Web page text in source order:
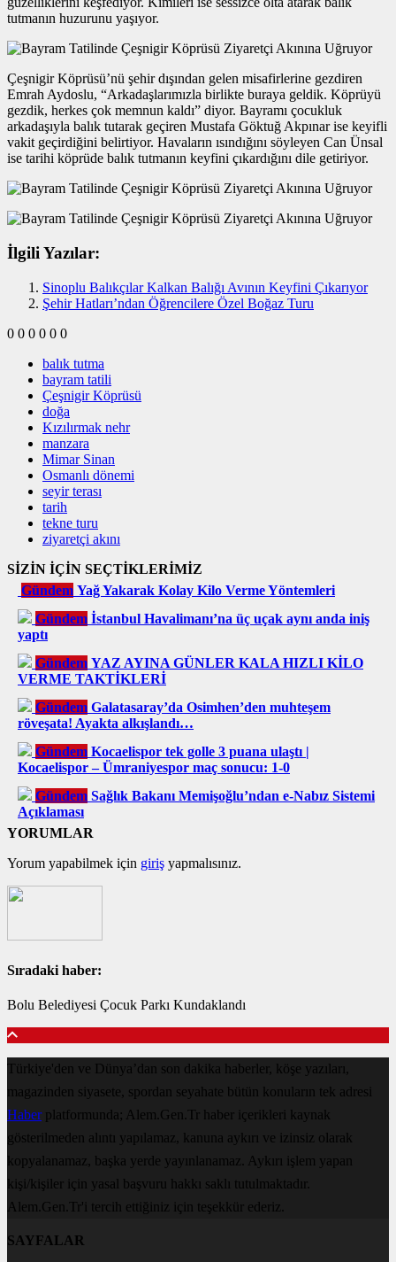
tutmanın huzurunu yaşıyor.
Çeşnigir Köprüsü’nü şehir dışından gelen misafirlerine gezdiren
Emrah Aydoslu, “Arkadaşlarımızla birlikte buraya geldik. Köprüyü
gezdik, herkes çok memnun kaldı” diyor. Bayramı çocukluk
arkadaşıyla balık tutarak geçiren Mustafa Göktuğ Akpınar ise keyifli
vakit geçirdiğini belirtiyor. Havaların ısındığını söyleyen Can Ünsal
ise tarihi köprüde balık tutmanın keyfini çıkardığını dile getiriyor.
İlgili Yazılar:
Sinoplu Balıkçılar Kalkan Balığı Avının Keyfini Çıkarıyor
Şehir Hatları’ndan Öğrencilere Özel Boğaz Turu
0 0 0 0 0 0
balık tutma
bayram tatili
Çeşnigir Köprüsü
doğa
Kızılırmak nehr
manzara
Mimar Sinan
Osmanlı dönemi
seyir terası
tarih
tekne turu
ziyaretçi akını
SİZİN İÇİN SEÇTİKLERİMİZ
Gündem Yağ Yakarak Kolay Kilo Verme Yöntemleri
Gündem İstanbul Havalimanı’na üç uçak aynı anda iniş
yaptı
Gündem YAZ AYINA GÜNLER KALA HIZLI KİLO
VERME TAKTİKLERİ
Gündem Galatasaray’da Osimhen’den muhteşem
röveşata! Ayakta alkışlandı…
Gündem Kocaelispor tek golle 3 puana ulaştı |
Kocaelispor – Ümraniyespor maç sonucu: 1-0
Gündem Sağlık Bakanı Memişoğlu’ndan e-Nabız Sistemi
Açıklaması
YORUMLAR
Yorum yapabilmek için giriş yapmalısınız.
Sıradaki haber:
Bolu Belediyesi Çocuk Parkı Kundaklandı
Türkiye'den ve Dünya’dan son dakika haberler, köşe yazıları,
magazinden siyasete, spordan seyahate bütün konuların tek adresi
Haberplatformunda; Alem.Gen.Tr haber içerikleri kaynak
gösterilmeden alıntı yapılamaz, kanuna aykırı ve izinsiz olarak
kopyalanamaz, başka yerde yayınlanamaz. Aykırı işlem yapan
kişi/kişiler için yasal başvuru hakkı saklı tutulmaktadır.
Alem.Gen.Tr'i tercih ettiğiniz için teşekkür ederiz.
SAYFALAR